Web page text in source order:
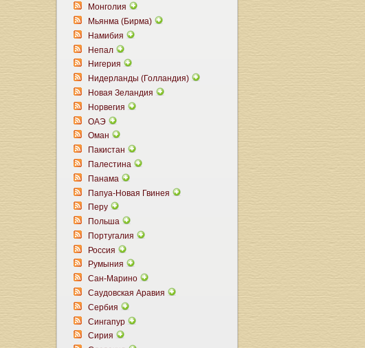
Монголия
Мьянма (Бирма)
Намибия
Непал
Нигерия
Нидерланды (Голландия)
Новая Зеландия
Норвегия
ОАЭ
Оман
Пакистан
Палестина
Панама
Папуа-Новая Гвинея
Перу
Польша
Португалия
Россия
Румыния
Сан-Марино
Саудовская Аравия
Сербия
Сингапур
Сирия